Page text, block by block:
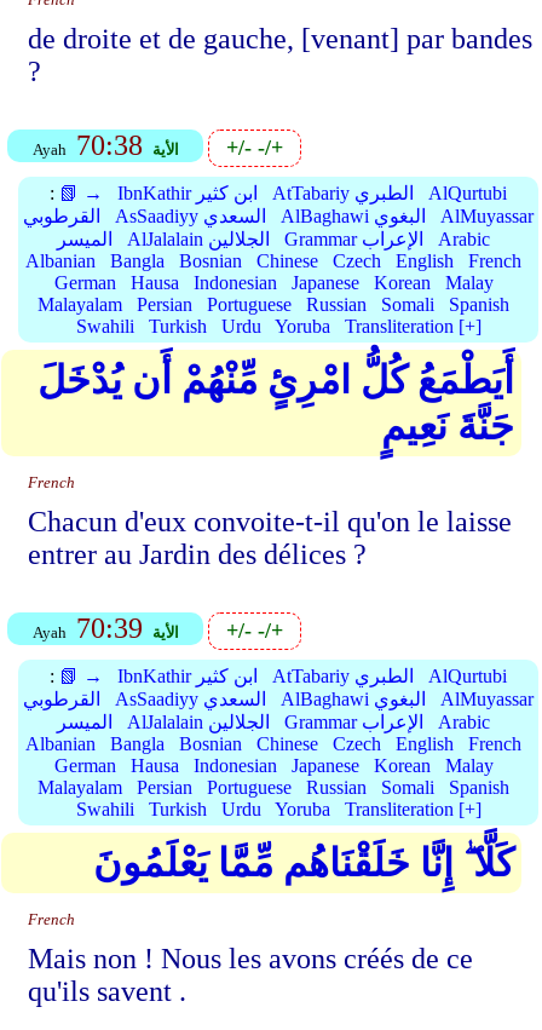
de droite et de gauche, [venant] par bandes
?
Ayah 70:38 الأية +/--/+
: 📗 → IbnKathir ابن كثير AtTabariy الطبري
AlQurtubi
القرطوبي
AsSaadiyy السعدي AlBaghawi البغوي
AlMuyassar
الميسر
AlJalalain الجلالين Grammar الإعراب
Arabic
Albanian
Bangla Bosnian Chinese Czech English
French
German
Hausa Indonesian Japanese Korean
Malay
Malayalam
Persian Portuguese Russian Somali
Spanish
Swahili
Turkish Urdu Yoruba Transliteration [+]
أَيَطْمَعُ كُلُّ امْرِئٍ مِّنْهُمْ أَن يُدْخَلَ
جَنَّةَ نَعِيمٍ
French
Chacun d'eux convoite-t-il qu'on le laisse
entrer au Jardin des délices ?
Ayah 70:39 الأية +/--/+
: 📗 → IbnKathir ابن كثير AtTabariy الطبري
AlQurtubi
القرطوبي
AsSaadiyy السعدي AlBaghawi البغوي
AlMuyassar
الميسر
AlJalalain الجلالين Grammar الإعراب
Arabic
Albanian
Bangla Bosnian Chinese Czech English
French
German
Hausa Indonesian Japanese Korean
Malay
Malayalam
Persian Portuguese Russian Somali
Spanish
Swahili
Turkish Urdu Yoruba Transliteration [+]
كَلَّا ۖ إِنَّا خَلَقْنَاهُم مِّمَّا يَعْلَمُونَ
French
Mais non ! Nous les avons créés de ce
qu'ils savent .